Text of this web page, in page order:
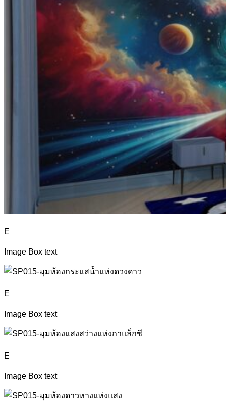
E
Image Box text
E
Image Box text
E
Image Box text